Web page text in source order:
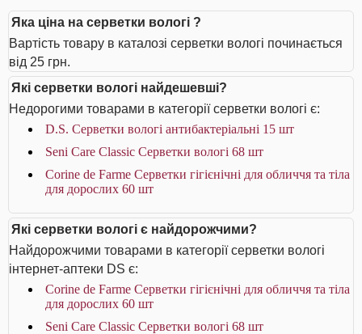
Яка ціна на серветки вологі ?
Вартість товару в каталозі серветки вологі починається
від 25 грн.
Які серветки вологі найдешевші?
Недорогими товарами в категорії серветки вологі є:
D.S. Серветки вологі антибактеріальні 15 шт
Seni Care Classic Серветки вологі 68 шт
Corine de Farme Серветки гігієнічні для обличчя та тіла
для дорослих 60 шт
Які серветки вологі є найдорожчими?
Найдорожчими товарами в категорії серветки вологі
інтернет-аптеки DS є:
Corine de Farme Серветки гігієнічні для обличчя та тіла
для дорослих 60 шт
Seni Care Classic Серветки вологі 68 шт